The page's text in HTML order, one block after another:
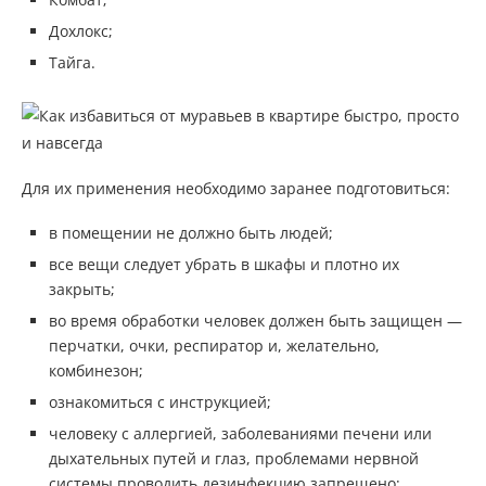
Дохлокс;
Тайга.
Для их применения необходимо заранее подготовиться:
в помещении не должно быть людей;
все вещи следует убрать в шкафы и плотно их
закрыть;
во время обработки человек должен быть защищен —
перчатки, очки, респиратор и, желательно,
комбинезон;
ознакомиться с инструкцией;
человеку с аллергией, заболеваниями печени или
дыхательных путей и глаз, проблемами нервной